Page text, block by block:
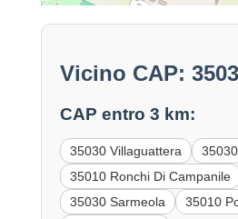
Vicino CAP:
CAP entro 3 km:
35030 Villaguattera
35010 Ronchi Di Campanile
35030 Sarmeola
35010